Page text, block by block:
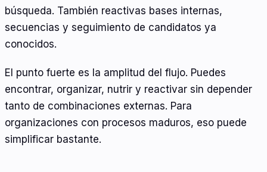
búsqueda. También reactivas bases internas,
secuencias y seguimiento de candidatos ya
conocidos.
El punto fuerte es la amplitud del flujo. Puedes
encontrar, organizar, nutrir y reactivar sin depender
tanto de combinaciones externas. Para
organizaciones con procesos maduros, eso puede
simplificar bastante.